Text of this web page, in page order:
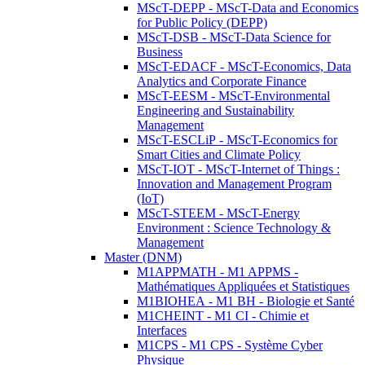
MScT-DEPP - MScT-Data and Economics
for Public Policy (DEPP)
MScT-DSB - MScT-Data Science for
Business
MScT-EDACF - MScT-Economics, Data
Analytics and Corporate Finance
MScT-EESM - MScT-Environmental
Engineering and Sustainability
Management
MScT-ESCLiP - MScT-Economics for
Smart Cities and Climate Policy
MScT-IOT - MScT-Internet of Things :
Innovation and Management Program
(IoT)
MScT-STEEM - MScT-Energy
Environment : Science Technology &
Management
Master (DNM)
M1APPMATH - M1 APPMS -
Mathématiques Appliquées et Statistiques
M1BIOHEA - M1 BH - Biologie et Santé
M1CHEINT - M1 CI - Chimie et
Interfaces
M1CPS - M1 CPS - Système Cyber
Physique